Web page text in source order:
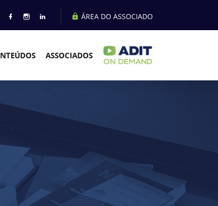
ÁREA DO ASSOCIADO
ASSOCIADOS